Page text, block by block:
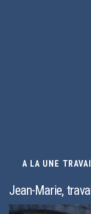
A LA UNE /
Jean-Marie,